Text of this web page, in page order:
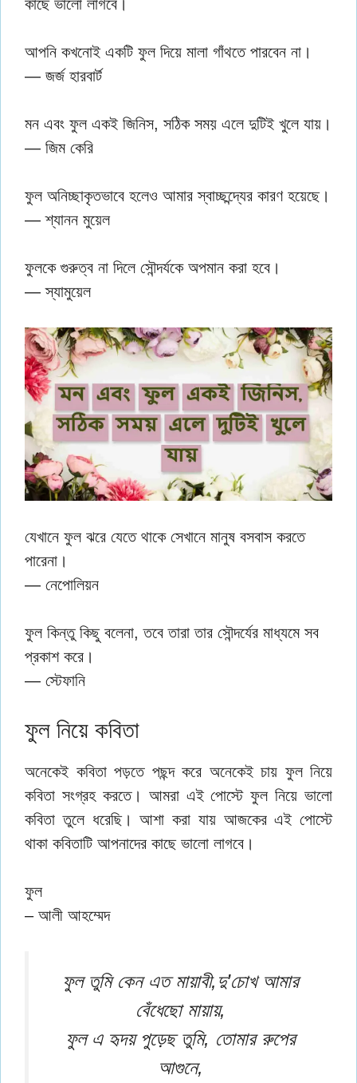
কাছে ভালো লাগবে।
আপনি কখনোই একটি ফুল দিয়ে মালা গাঁথতে পারবেন না।
— জর্জ হারবার্ট
মন এবং ফুল একই জিনিস, সঠিক সময় এলে দুটিই খুলে যায়।
— জিম কেরি
ফুল অনিচ্ছাকৃতভাবে হলেও আমার স্বাচ্ছন্দ্যের কারণ হয়েছে।
— শ্যানন মুয়েল
ফুলকে গুরুত্ব না দিলে সৌন্দর্যকে অপমান করা হবে।
— স্যামুয়েল
যেখানে ফুল ঝরে যেতে থাকে সেখানে মানুষ বসবাস করতে
পারেনা।
— নেপোলিয়ন
ফুল কিন্তু কিছু বলেনা, তবে তারা তার সৌন্দর্যের মাধ্যমে সব
প্রকাশ করে।
— স্টেফানি
ফুল নিয়ে কবিতা
অনেকেই কবিতা পড়তে পছন্দ করে অনেকেই চায় ফুল নিয়ে
কবিতা সংগ্রহ করতে। আমরা এই পোস্টে ফুল নিয়ে ভালো
কবিতা তুলে ধরেছি। আশা করা যায় আজকের এই পোস্টে
থাকা কবিতাটি আপনাদের কাছে ভালো লাগবে।
ফুল
– আলী আহম্মেদ
ফুল তুমি কেন এত মায়াবী,দু’চোখ আমার
বেঁধেছো মায়ায়,
ফুল এ হৃদয় পুড়েছ তুমি, তোমার রুপের
আগুনে,